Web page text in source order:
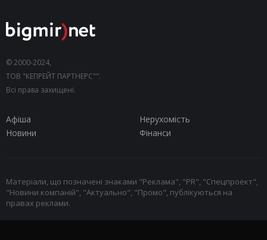
© 2000-2024,
ТОВ "КЕПРЕЙТ ПАРТНЕРС"".
Всі права захищені.
Афіша
Нерухомість
Новини
Фінанси
Матеріали, що позначені знаками "Реклама", "PR", "Спецпроект",
"Новини компаній", "Актуально", "Промо", публікуються на
правах реклами.